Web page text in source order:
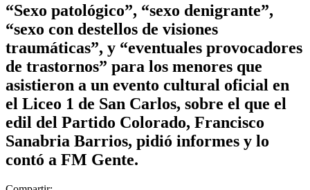
“Sexo patológico”, “sexo denigrante”,
“sexo con destellos de visiones
traumáticas”, y “eventuales provocadores
de trastornos” para los menores que
asistieron a un evento cultural oficial en
el Liceo 1 de San Carlos, sobre el que el
edil del Partido Colorado, Francisco
Sanabria Barrios, pidió informes y lo
contó a FM Gente.